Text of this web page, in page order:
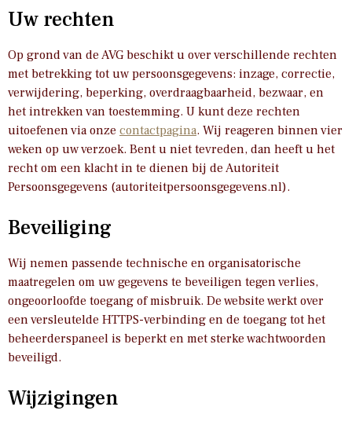
Uw rechten
Op grond van de AVG beschikt u over verschillende rechten
met betrekking tot uw persoonsgegevens: inzage, correctie,
verwijdering, beperking, overdraagbaarheid, bezwaar, en
het intrekken van toestemming. U kunt deze rechten
uitoefenen via onze contactpagina. Wij reageren binnen vier
weken op uw verzoek. Bent u niet tevreden, dan heeft u het
recht om een klacht in te dienen bij de Autoriteit
Persoonsgegevens (autoriteitpersoonsgegevens.nl).
Beveiliging
Wij nemen passende technische en organisatorische
maatregelen om uw gegevens te beveiligen tegen verlies,
ongeoorloofde toegang of misbruik. De website werkt over
een versleutelde HTTPS-verbinding en de toegang tot het
beheerderspaneel is beperkt en met sterke wachtwoorden
beveiligd.
Wijzigingen